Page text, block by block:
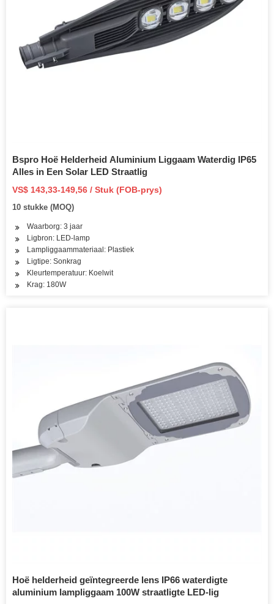
Bspro Hoë Helderheid Aluminium Liggaam Waterdig IP65
Alles in Een Solar LED Straatlig
VS$ 143,33-149,56 / Stuk (FOB-prys)
10 stukke (MOQ)
Waarborg: 3 jaar
Ligbron: LED-lamp
Lampliggaammateriaal: Plastiek
Ligtipe: Sonkrag
Kleurtemperatuur: Koelwit
Krag: 180W
Hoë helderheid geïntegreerde lens IP66 waterdigte
aluminium lampliggaam 100W straatligte LED-lig